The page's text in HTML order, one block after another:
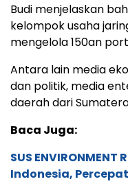
Budi menjelaskan
kelompok usaha
mengelola 150an
Antara lain media
dan politik, media
daerah dari
Baca Juga:
SUS
Indonesia,